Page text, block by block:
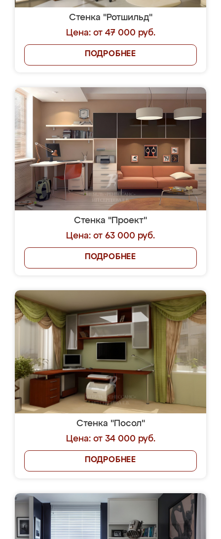
Стенка "Ротшильд"
Цена: от 47 000 руб.
ПОДРОБНЕЕ
Стенка "Проект"
Цена: от 63 000 руб.
ПОДРОБНЕЕ
Стенка "Посол"
Цена: от 34 000 руб.
ПОДРОБНЕЕ